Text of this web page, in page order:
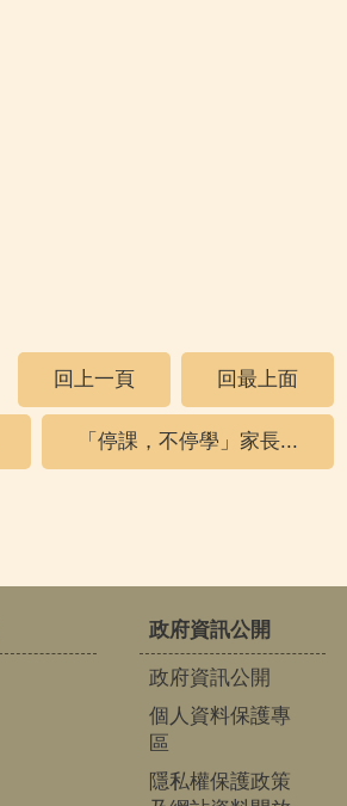
回上一頁
回最上面
「停課，不停學」家長...
政府資訊公開
政府資訊公開
個人資料保護專
區
隱私權保護政策